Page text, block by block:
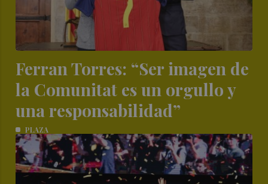
Ferran Torres: “Ser imagen de
la Comunitat es un orgullo y
una responsabilidad”
PLAZA